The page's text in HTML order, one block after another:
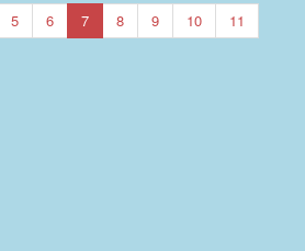
5 6 7 8 9 10
11